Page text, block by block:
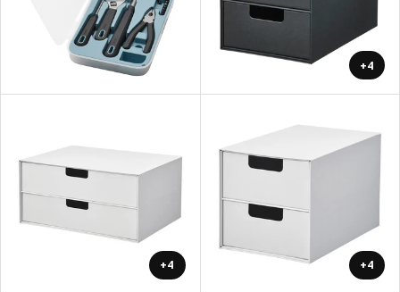
+4
+4 +4